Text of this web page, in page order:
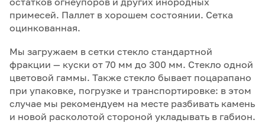
примесей. Паллет в хорошем состоянии. Сетка
оцинкованная.
Мы загружаем в сетки стекло стандартной
фракции — куски от 70 мм до 300 мм. Стекло одной
цветовой гаммы. Также стекло бывает поцарапано
при упаковке, погрузке и транспортировке: в этом
случае мы рекомендуем на месте разбивать камень
и новой расколотой стороной укладывать в габион.